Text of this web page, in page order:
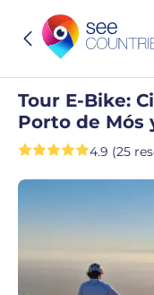
Tour E-Bike:
Porto de Mós
4.9 (25